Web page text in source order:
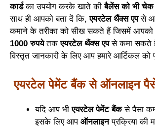
कार्डका उपयोग करके खाते कीबैलेंस को भी चेक
साथ ही आपको बता दें कि,एयरटेल थैंक्स एपसे
कमाने के तरीका को सीख सकते हैं जिसमें आपको
1000 रुपयेतकएयरटेल थैंक्स एपसे कमा सकते
विस्तृत जानकारी के लिए आप हमारे आर्टिकल को
एयरटेल पेमेंट बैंक से ऑनलाइन
यदि आप भीएयरटेल पेमेंट बैंकसे पैसा
इसके लिए आप ऑनलाइनप्रक्रिया की